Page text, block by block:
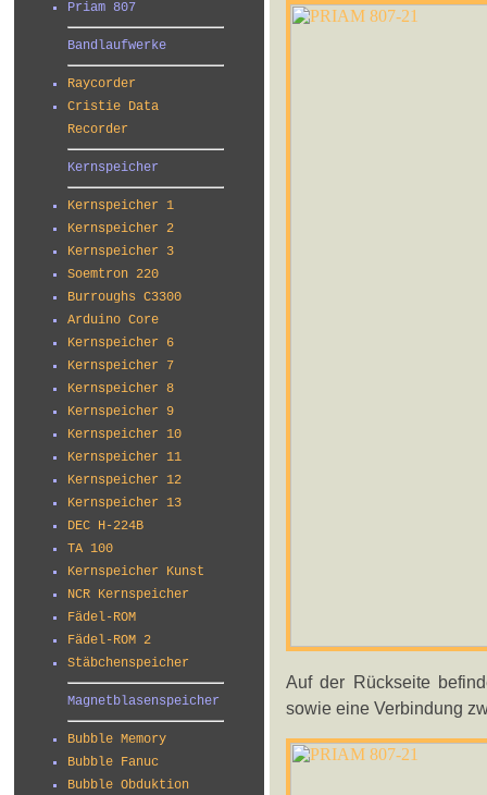
Priam 807
Bandlaufwerke
Raycorder
Cristie Data
Recorder
Kernspeicher
Kernspeicher 1
Kernspeicher 2
Kernspeicher 3
Soemtron 220
Burroughs C3300
Arduino Core
Kernspeicher 6
Kernspeicher 7
Kernspeicher 8
Kernspeicher 9
Kernspeicher 10
Kernspeicher 11
Kernspeicher 12
Kernspeicher 13
DEC H-224B
TA 100
Kernspeicher Kunst
NCR Kernspeicher
Fädel-ROM
Fädel-ROM 2
Stäbchenspeicher
Magnetblasenspeicher
Bubble Memory
Bubble Fanuc
Bubble Obduktion
Auf der Rückseite
sowie eine Verbindung